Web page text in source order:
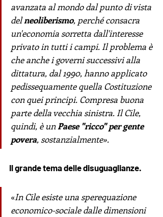
avanzata al mondo dal punto di vista
del neoliberismo, perché consacra
un'economia sorretta dall'interesse
privato in tutti i campi. Il problema è
che anche i governi successivi alla
dittatura, dal 1990, hanno applicato
pedissequamente quella Costituzione
con quei principi. Compresa buona
parte della vecchia sinistra. Il Cile,
quindi, è un Paese "ricco" per gente
povera, sostanzialmente».
Il grande tema delle disuguaglianze.
«In Cile esiste una sperequazione
economico-sociale dalle dimensioni